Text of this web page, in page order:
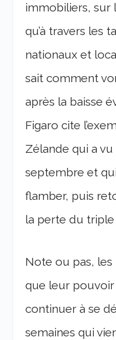
immobiliers, sur
qu’à travers les
nationaux et
sait comment
après la baisse
Figaro cite
Zélande qui a
septembre et
flamber, puis
la perte du triple
Note ou pas, les
que leur pouvoir
continuer à se
semaines qui